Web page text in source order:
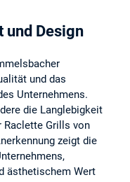
und Design
und das
Unternehmens.
die Langlebigkeit
Raclette Grills von
zeigt die
ästhetischem Wert